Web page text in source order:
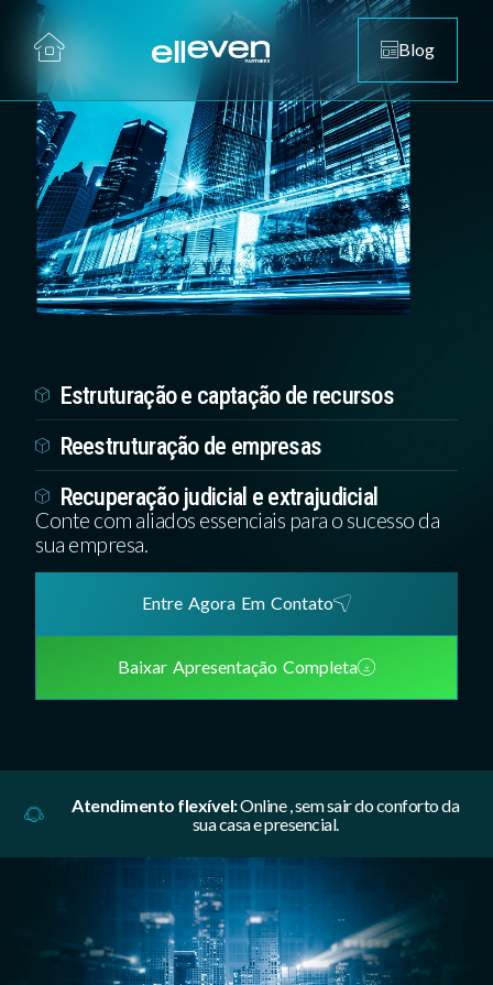
Blog
Estruturação e captação de recursos
Reestruturação de empresas
Recuperação judicial e extrajudicial
Conte com aliados essenciais para o sucesso da
sua empresa.
Entre Agora Em Contato
Baixar Apresentação Completa
Atendimento flexível:Online , sem sair do conforto da
sua casa e presencial.